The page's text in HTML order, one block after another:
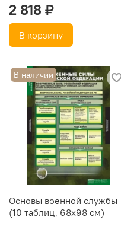
2 818 ₽
В корзину
В наличии
Основы военной службы
(10 таблиц, 68х98 см)